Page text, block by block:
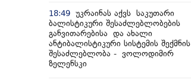
18:49 უკრაინას აქვს საკუთარი
ბალისტიკური შესაძლებლობების
განვითარებისა და ახალი
ანტიბალისტიკური სისტემის შექმნის
შესაძლებლობა - ვოლოდიმირ
ზელენსკი